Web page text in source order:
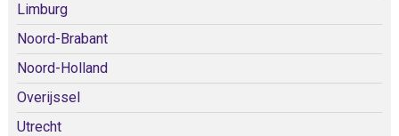
Limburg
Noord-Brabant
Noord-Holland
Overijssel
Utrecht